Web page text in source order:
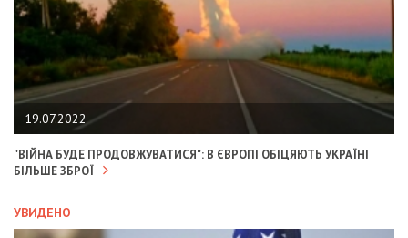
19.07.2022
"ВІЙНА БУДЕ ПРОДОВЖУВАТИСЯ": В ЄВРОПІ ОБІЦЯЮТЬ УКРАЇНІ
БІЛЬШЕ ЗБРОЇ
УВИДЕНО